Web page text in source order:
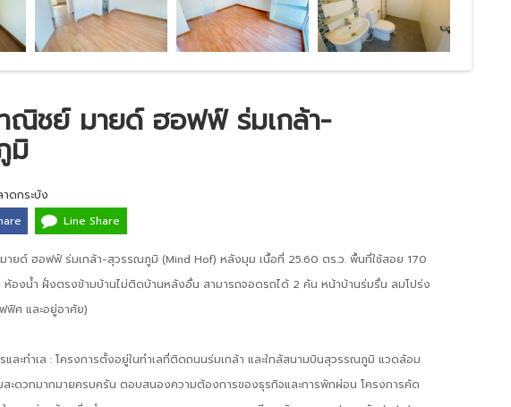
ณิชย์ มายด์ ฮอฟฟ์ ร่มเกล้า-
มิ
ดกระบัง
Line Share
ายด์ ฮอฟฟ์ ร่มเกล้า-สุวรรณภูมิ (Mind Hof) หลังมุม เนื้อที่ 25.60 ตร.ว. พื้นที่ใช้สอย 170
องน้ำ ฝั่งตรงข้ามบ้านไม่ติดบ้านหลังอื่น สามารถจอดรถได้ 2 คัน หน้าบ้านร่มรื่น ลมโปร่ง
ฟิศ และอยู่อาศัย)
และทำเล : โครงการตั้งอยู่ในทำเลที่ติดถนนร่มเกล้า และใกล้สนามบินสุวรรณภูมิ แวดล้อม
ะดวกมากมายครบครัน ตอบสนองความต้องการของธุรกิจและการพักผ่อน โครงการคัด